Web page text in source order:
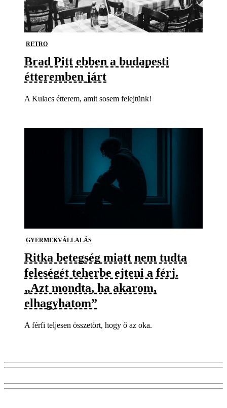
RETRO
Brad Pitt ebben a budapesti
étteremben járt
A Kulacs étterem, amit sosem felejtünk!
GYERMEKVÁLLALÁS
Ritka betegség miatt nem tudta
feleségét teherbe ejteni a férj.
„Azt mondta, ha akarom,
elhagyhatom”
A férfi teljesen összetört, hogy ő az oka.